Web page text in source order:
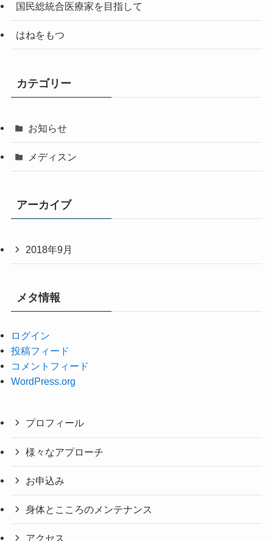
国民総統合医療家を目指して
はねをもつ
カテゴリー
お知らせ
メディスン
アーカイブ
2018年9月
メタ情報
ログイン
投稿フィード
コメントフィード
WordPress.org
プロフィール
様々なアプローチ
お申込み
身体とこころのメンテナンス
アクセス